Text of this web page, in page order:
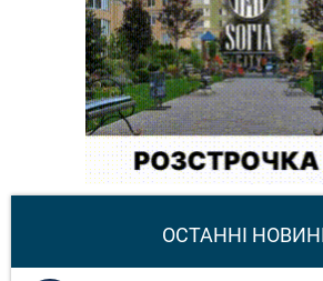
ОСТАННІ